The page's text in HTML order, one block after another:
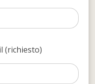
(richiesto)